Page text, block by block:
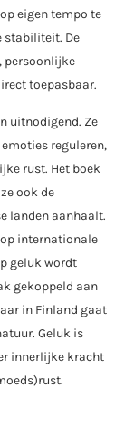
eigen tempo te
stabiliteit. De
persoonlijke
toepasbaar.
uitnodigend. Ze
reguleren,
rust. Het boek
ook de
landen aanhaalt.
internationale
geluk wordt
gekoppeld aan
in Finland gaat
Geluk is
innerlijke kracht